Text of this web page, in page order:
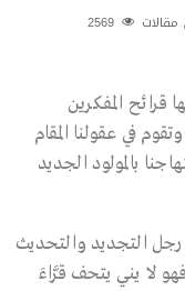
, مقالات
قرائح المفكرين
في عقولنا المقام
بالمولود الجديد
رجل التجديد والتحديث
لا يني يتحف قرَّاءَ